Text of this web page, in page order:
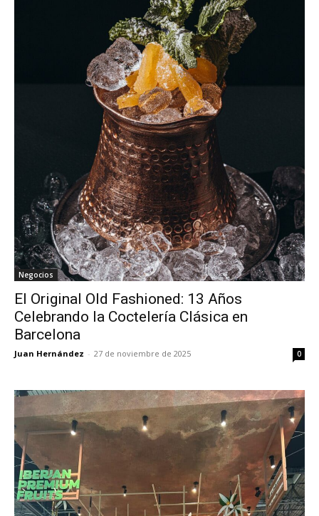
Negocios
El Original Old Fashioned: 13 Años
Celebrando la Coctelería Clásica en
Barcelona
Juan Hernández - 27 de noviembre de 2025 0